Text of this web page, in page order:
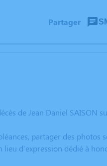
Partager
de Jean Daniel SAISON
partager des photos
d'expression dédié à